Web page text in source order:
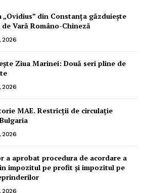
din Constanța găzduiește
de Vară Româno-Chineză
2026
Ziua Marinei: Două seri pline de
2026
MAE. Restricții de circulație
2026
a aprobat procedura de acordare a
impozitul pe profit și impozitul pe
2026